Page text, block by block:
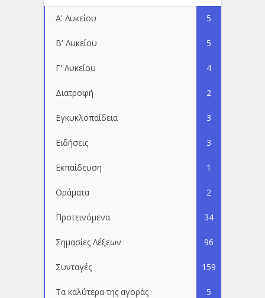
Α' Λυκείου 5
Β' Λυκείου 5
Γ' Λυκείου 4
Διατροφή 2
Εγκυκλοπαίδεια 3
Ειδήσεις 3
Εκπαίδευση 1
Οράματα 2
Προτεινόμενα 34
Σημασίες Λέξεων 96
Συνταγές 159
Τα καλύτερα της αγοράς 5